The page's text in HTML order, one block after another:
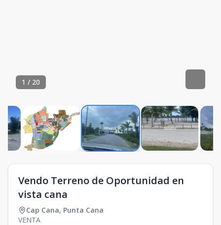
1 / 20
Vendo Terreno de Oportunidad en
vista cana
Cap Cana, Punta Cana
VENTA